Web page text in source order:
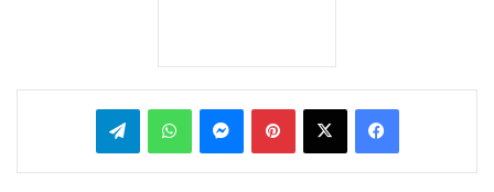
بينتيريست واتساب